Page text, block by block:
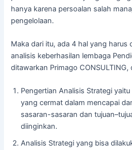
hanya karena persoalan salah
pengelolaan.
Maka dari itu, ada 4 hal yang harus
analisis keberhasilan lembaga
ditawarkan Primago CONSULTING,
Pengertian Analisis Strategi
yang cermat dalam mencapai
sasaran-sasaran dan
diinginkan.
⁠Analisis Strategi yang bisa